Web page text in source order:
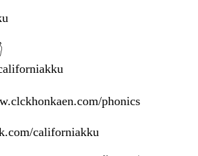
phonics
californiakku